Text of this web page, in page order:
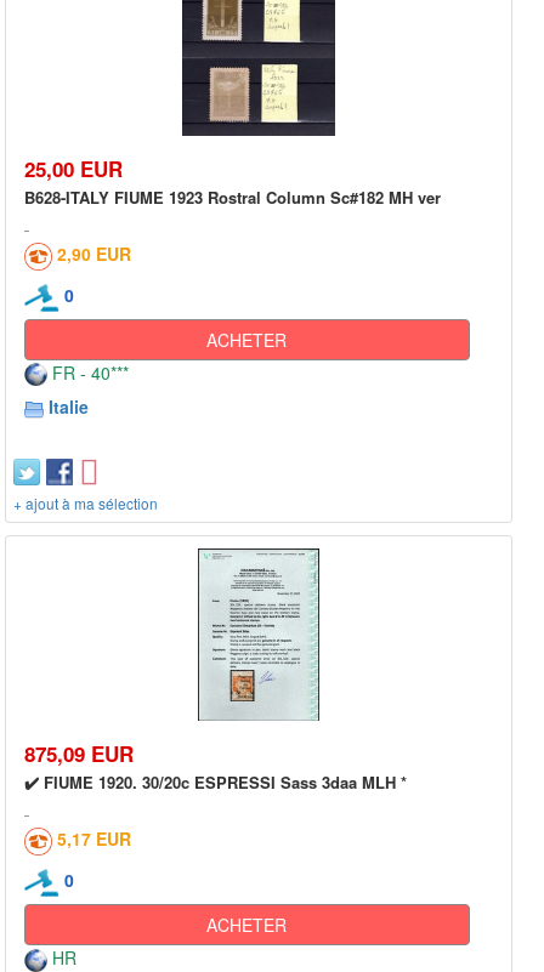
25,00 EUR
B628-ITALY FIUME 1923 Rostral Column Sc#182 MH ver
2,90 EUR
0
ACHETER
FR - 40***
Italie
+ ajout à ma sélection
875,09 EUR
✔️ FIUME 1920. 30/20c ESPRESSI Sass 3daa MLH *
5,17 EUR
0
ACHETER
HR